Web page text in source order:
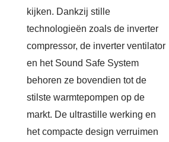
kijken. Dankzij stille
technologieën zoals de inverter
compressor, de inverter ventilator
en het Sound Safe System
behoren ze bovendien tot de
stilste warmtepompen op de
markt. De ultrastille werking en
het compacte design verruimen